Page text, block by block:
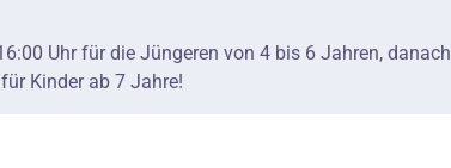
Uhr für die Jüngeren von 4 bis 6 Jahren, danach
Kinder ab 7 Jahre!